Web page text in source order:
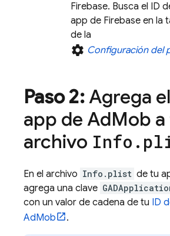
Firebase. Busca el ID
app de Firebase en la
de la
settings Configuración del
Paso 2:Agrega
app de AdMob
archivo Info .
En el archivo Info.plist de tu
agrega una clave
con un valor de cadena de tu ID
AdMob
.